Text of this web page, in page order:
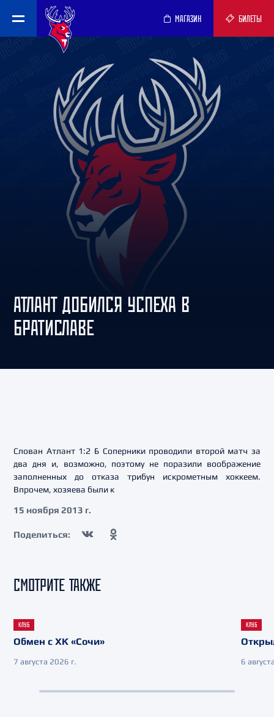
МАГАЗИН БИЛЕТЫ
АТЛАНТ ДОБИЛСЯ УСПЕХА В
БРАТИСЛАВЕ
Слован Атлант 1:2 Б Соперники проводили второй матч за
два дня и, возможно, поэтому не поразили воображение
заполненных до отказа трибун искрометным хоккеем.
Впрочем, хозяева были к
15 ноября 2013 г.
Поделиться:
СМОТРИТЕ ТАКЖЕ
КЛУБ
Обмен с ХК «Сочи»
7 августа 2026 г.
КЛУБ
6